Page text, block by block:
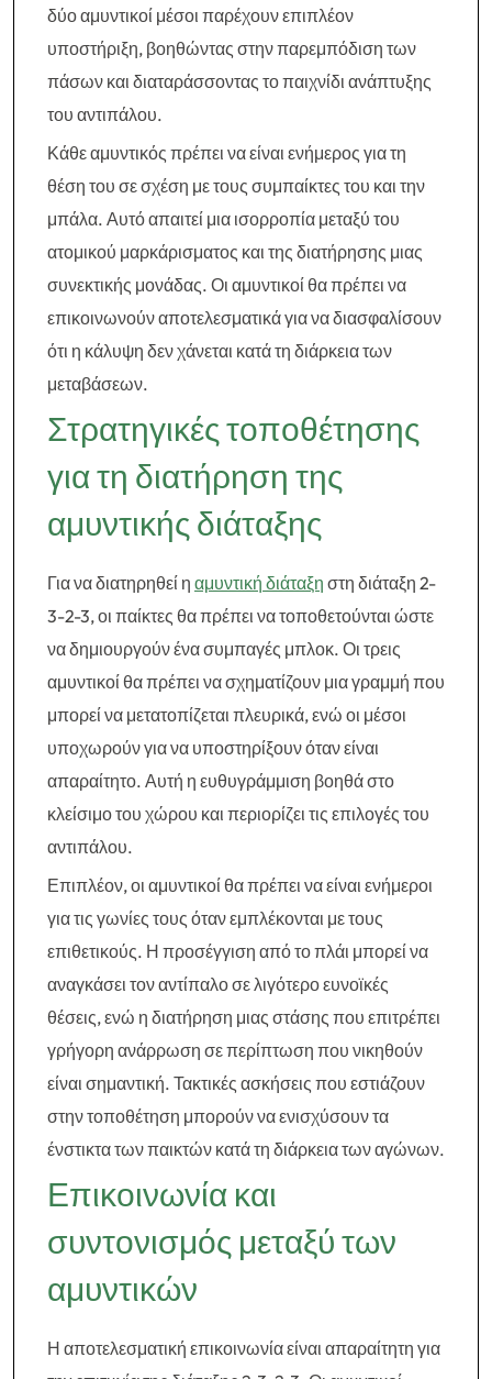
δύο αμυντικοί μέσοι παρέχουν επιπλέον
υποστήριξη, βοηθώντας στην παρεμπόδιση των
πάσων και διαταράσσοντας το παιχνίδι ανάπτυξης
του αντιπάλου.
Κάθε αμυντικός πρέπει να είναι ενήμερος για τη
θέση του σε σχέση με τους συμπαίκτες του και την
μπάλα. Αυτό απαιτεί μια ισορροπία μεταξύ του
ατομικού μαρκάρισματος και της διατήρησης μιας
συνεκτικής μονάδας. Οι αμυντικοί θα πρέπει να
επικοινωνούν αποτελεσματικά για να διασφαλίσουν
ότι η κάλυψη δεν χάνεται κατά τη διάρκεια των
μεταβάσεων.
Στρατηγικές τοποθέτησης
για τη διατήρηση της
αμυντικής διάταξης
Για να διατηρηθεί η αμυντική διάταξη στη διάταξη 2-
3-2-3, οι παίκτες θα πρέπει να τοποθετούνται ώστε
να δημιουργούν ένα συμπαγές μπλοκ. Οι τρεις
αμυντικοί θα πρέπει να σχηματίζουν μια γραμμή που
μπορεί να μετατοπίζεται πλευρικά, ενώ οι μέσοι
υποχωρούν για να υποστηρίξουν όταν είναι
απαραίτητο. Αυτή η ευθυγράμμιση βοηθά στο
κλείσιμο του χώρου και περιορίζει τις επιλογές του
αντιπάλου.
Επιπλέον, οι αμυντικοί θα πρέπει να είναι ενήμεροι
για τις γωνίες τους όταν εμπλέκονται με τους
επιθετικούς. Η προσέγγιση από το πλάι μπορεί να
αναγκάσει τον αντίπαλο σε λιγότερο ευνοϊκές
θέσεις, ενώ η διατήρηση μιας στάσης που επιτρέπει
γρήγορη ανάρρωση σε περίπτωση που νικηθούν
είναι σημαντική. Τακτικές ασκήσεις που εστιάζουν
στην τοποθέτηση μπορούν να ενισχύσουν τα
ένστικτα των παικτών κατά τη διάρκεια των αγώνων.
Επικοινωνία και
συντονισμός μεταξύ των
αμυντικών
Η αποτελεσματική επικοινωνία είναι απαραίτητη για